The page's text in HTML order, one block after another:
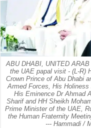
المضرة من مسيحية النظام
المبادئ الانسانية التي تجعل
ABU DHABI, UNITED
the UAE papal visit - (L-R)
Crown Prince of Abu Dhabi
Armed Forces, His Holiness
His Eminence Dr Ahmad
Sharif and HH Sheikh
Prime Minister of the UAE,
the Human Fraternity
Hammadi /